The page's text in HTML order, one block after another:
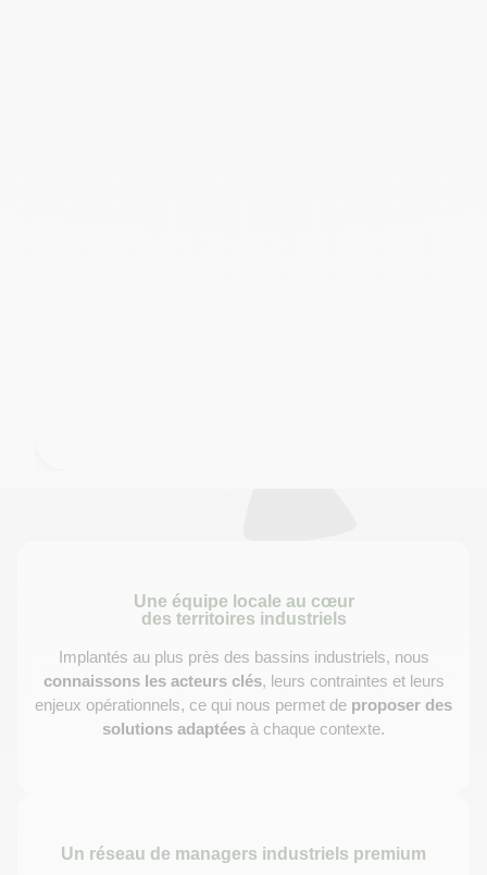
Une équipe locale au cœur
des territoires industriels
Implantés au plus près des bassins industriels, nous
connaissons les acteurs clés, leurs contraintes et leurs
enjeux opérationnels, ce qui nous permet de proposer des
solutions adaptées à chaque contexte.
Un réseau de managers industriels premium